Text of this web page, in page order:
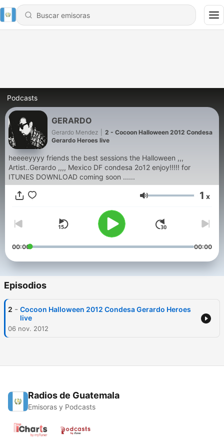
Podcasts
GERARDO
Gerardo Mendez
2 - Cocoon Halloween 2012 Condesa
Gerardo Heroes live
heeeeyyyy friends the best sessions the Halloween ,,,
Artist..Gerardo ,,,, Mexico DF condesa 2o12 enjoy!!!!! for
ITUNES DOWNLOAD coming soon ......
Volumen 1 x
00:00 00:00
Episodios
2 - Cocoon Halloween 2012 Condesa Gerardo Heroes
live
06 nov. 2012
Radios de Guatemala
Emisoras y Podcasts